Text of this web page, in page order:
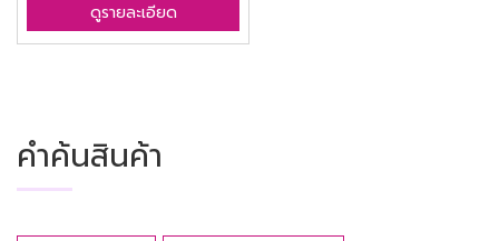
ดูรายละเอียด
คำค้นสินค้า